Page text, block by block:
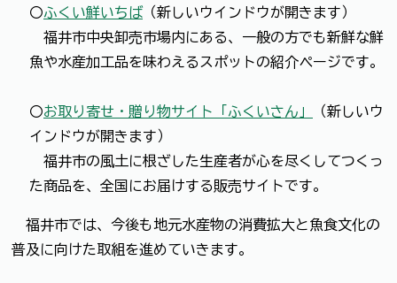
〇ふくい鮮いちば（新しいウインドウが開きます）
福井市中央卸売市場内にある、一般の方でも新鮮な鮮
魚や水産加工品を味わえるスポットの紹介ページです。
〇お取り寄せ・贈り物サイト「ふくいさん」
（新しいウ
インドウが開きます）
福井市の風土に根ざした生産者が心を尽くしてつくっ
た商品を、全国にお届けする販売サイトです。
福井市では、今後も地元水産物の消費拡大と魚食文化の
普及に向けた取組を進めていきます。